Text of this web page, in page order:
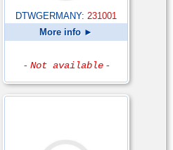
DTWGERMANY: 231001
More info ►
- Not available -